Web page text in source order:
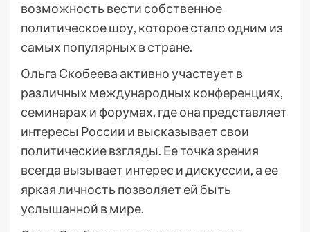
возможность вести собственное
политическое шоу, которое стало одним из
самых популярных в стране.
Ольга Скобеева активно участвует в
различных международных конференциях,
семинарах и форумах, где она представляет
интересы России и высказывает свои
политические взгляды. Ее точка зрения
всегда вызывает интерес и дискуссии, а ее
яркая личность позволяет ей быть
услышанной в мире.